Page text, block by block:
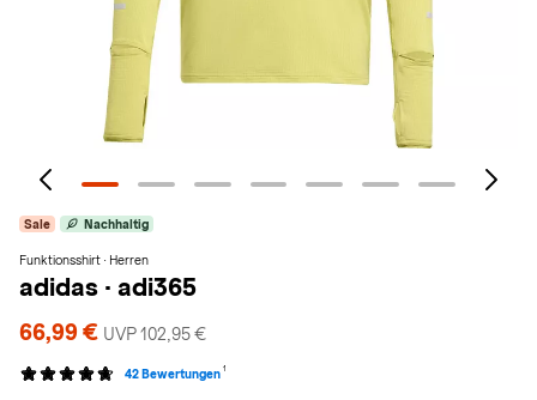
Sale Nachhaltig
Funktionsshirt · Herren
adidas · adi365
66,99 € UVP 102,95 €
42 Bewertungen 1